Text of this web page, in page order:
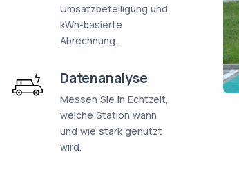
Umsatzbeteiligung und
kWh-basierte
Abrechnung.
Datenanalyse
Messen Sie in Echtzeit,
welche Station wann
und wie stark genutzt
wird.